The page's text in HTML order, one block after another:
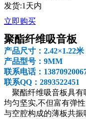
发货:1天内
立即购买
聚酯纤维吸音板
产品尺寸： 2.42×1.22米
产品型号： 9MM
联系电话：
联系QQ ： 2893522451
聚酯纤维吸音板具
均匀坚实,不但富有弹
与空腔构成的薄板共